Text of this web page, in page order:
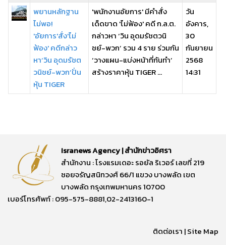
พยานหลักฐาน
ไม่พอ!
'อัยการ'สั่ง'ไม่
ฟ้อง' คดีกล่าว
หา‘วิน อุดมรัชต
วนิชย์-พวก’ปั่น
หุ้น TIGER
'พนักงานอัยการ' มีคำสั่ง
เด็ดขาด 'ไม่ฟ้อง' คดี ก.ล.ต.
กล่าวหา ‘วิน อุดมรัชตวนิ
ชย์-พวก’ รวม 4 ราย ร่วมกัน
‘วางแผน-แบ่งหน้าที่กันทำ’
สร้างราคาหุ้น TIGER ...
วัน
อังคาร,
30
กันยายน
2568
14:31
Isranews Agency | สำนักข่าวอิศรา
สำนักงาน : โรงแรมเดอะ รอยัล ริเวอร์ เลขที่ 219
ซอยจรัญสนิทวงศ์ 66/1 แขวง บางพลัด เขต
บางพลัด กรุงเทพมหานคร 10700
เบอร์โทรศัพท์ : 095-575-8881,02-2413160-1
ติดต่อเรา |Site Map